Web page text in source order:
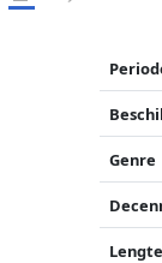
Genre
Lengte